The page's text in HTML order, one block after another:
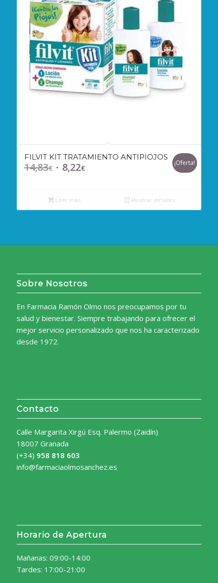
FILVIT KIT TRATAMIENTO ANTIPIOJOS
14,83€ El
era:
14,83€.
8,22€El
8,22€.
¡Oferta!
Leer más Mostrar detalles
Sobre Nosotros
En Farmacia Ramón Olmo nos preocupamos por tu
salud y bienestar. Siempre trabajando para ofrecer el
mejor servicio personalizado que nos ha caracterizado
desde 1972.
Contacto
Calle Margarita Xirgú Esq. Palermo (Zaidín)
18007 Granada
(+34) 958 818 603
info@farmaciaolmosanchez.es
Horario de Apertura
Mañanas: 09:00-14:00
Tardes: 17:00-21:00